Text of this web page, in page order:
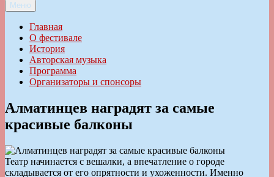
Ильменский фестиваль авторской песни
Меню
Главная
О фестивале
История
Авторская музыка
Программа
Организаторы и спонсоры
Алматинцев наградят за самые
красивые балконы
Театр начинается с вешалки, а впечатление о городе
складывается от его опрятности и ухоженности. Именно